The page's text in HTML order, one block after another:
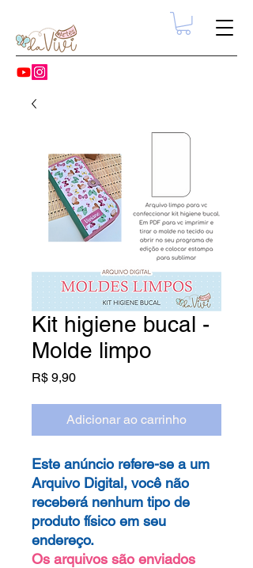
Kit higiene bucal -
Molde limpo
R$ 9,90Preço
Adicionar ao carrinho
Este anúncio refere-se a um
Arquivo Digital, você não
receberá nenhum tipo de
produto físico em seu
endereço.
Os arquivos são enviados